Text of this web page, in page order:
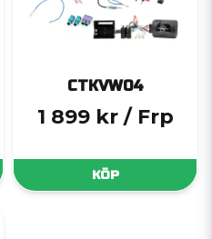
CTKVW04
1 899 kr / Frp
KÖP